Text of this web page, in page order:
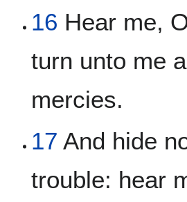
16 Hear me,
turn unto me
mercies.
17 And hide
trouble: hear